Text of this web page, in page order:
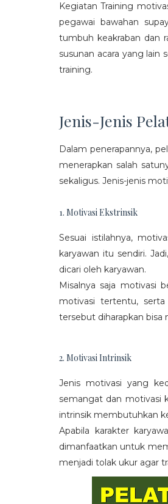
Kegiatan Training
pegawai bawahan
tumbuh keakraban dan
susunan acara yang
training.
Jenis-Jenis
Dalam penerapannya,
menerapkan salah
sekaligus. Jenis-jenis
1. Motivasi Ekstrinsik
Sesuai istilahnya,
karyawan itu sendiri.
dicari oleh karyawan.
Misalnya saja motivasi
motivasi tertentu,
tersebut diharapkan
2. Motivasi Intrinsik
Jenis motivasi yang
semangat dan motivasi
intrinsik membutuhkan
Apabila karakter
dimanfaatkan untuk
menjadi tolak ukur agar